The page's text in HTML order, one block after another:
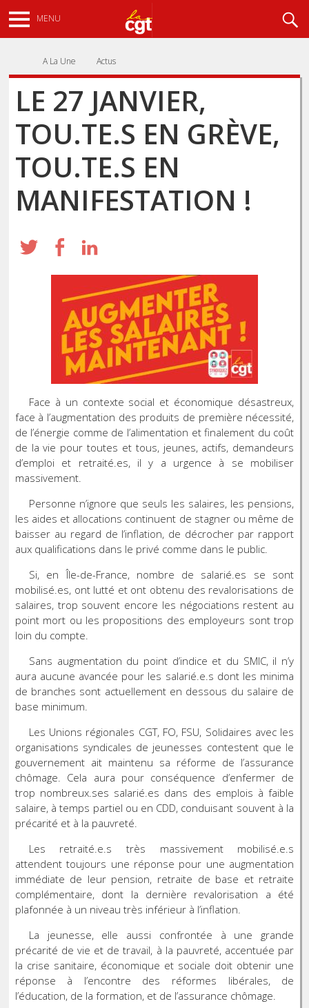
au
contenu
MENU
A La Une Actus
LE 27 JANVIER,
TOU.TE.S EN GRÈVE,
TOU.TE.S EN
MANIFESTATION !
Face à un contexte social et économique désastreux,
face à l’augmentation des produits de première nécessité,
de l’énergie comme de l’alimentation et finalement du coût
de la vie pour toutes et tous, jeunes, actifs, demandeurs
d’emploi et retraité.es, il y a urgence à se mobiliser
massivement.
Personne n’ignore que seuls les salaires, les pensions,
les aides et allocations continuent de stagner ou même de
baisser au regard de l’inflation, de décrocher par rapport
aux qualifications dans le privé comme dans le public.
Si, en Île-de-France, nombre de salarié.es se sont
mobilisé.es, ont lutté et ont obtenu des revalorisations de
salaires, trop souvent encore les négociations restent au
point mort ou les propositions des employeurs sont trop
loin du compte.
Sans augmentation du point d’indice et du SMIC, il n’y
aura aucune avancée pour les salarié.e.s dont les minima
de branches sont actuellement en dessous du salaire de
base minimum.
Les Unions régionales CGT, FO, FSU, Solidaires avec les
organisations syndicales de jeunesses contestent que le
gouvernement ait maintenu sa réforme de l’assurance
chômage. Cela aura pour conséquence d’enfermer de
trop nombreux.ses salarié.es dans des emplois à faible
salaire, à temps partiel ou en CDD, conduisant souvent à la
précarité et à la pauvreté.
Les retraité.e.s très massivement mobilisé.e.s
attendent toujours une réponse pour une augmentation
immédiate de leur pension, retraite de base et retraite
complémentaire, dont la dernière revalorisation a été
plafonnée à un niveau très inférieur à l’inflation.
La jeunesse, elle aussi confrontée à une grande
précarité de vie et de travail, à la pauvreté, accentuée par
la crise sanitaire, économique et sociale doit obtenir une
réponse à l’encontre des réformes libérales, de
l’éducation, de la formation, et de l’assurance chômage.